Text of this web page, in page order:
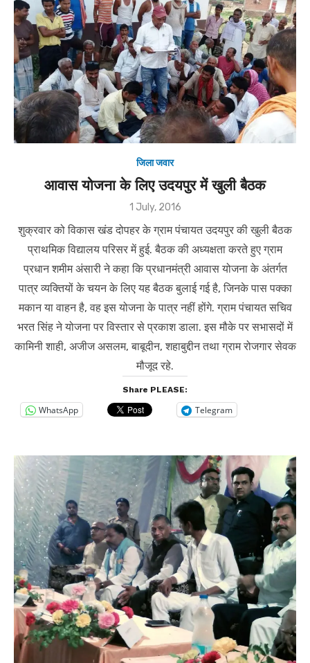
जिला जवार
आवास योजना के लिए उदयपुर में खुली बैठक
Posted
1 July, 2016
शुक्रवार को विकास खंड दोपहर के ग्राम पंचायत उदयपुर की खुली बैठक
प्राथमिक विद्यालय परिसर में हुई. बैठक की अध्यक्षता करते हुए ग्राम
प्रधान शमीम अंसारी ने कहा कि प्रधानमंत्री आवास योजना के अंतर्गत
पात्र व्यक्तियों के चयन के लिए यह बैठक बुलाई गई है, जिनके पास पक्का
मकान या वाहन है, वह इस योजना के पात्र नहीं होंगे. ग्राम पंचायत सचिव
भरत सिंह ने योजना पर विस्तार से प्रकाश डाला. इस मौके पर सभासदों में
कामिनी शाही, अजीज असलम, बाबूदीन, शहाबुद्दीन तथा ग्राम रोजगार सेवक
मौजूद रहे.
Share PLEASE:
WhatsApp Telegram